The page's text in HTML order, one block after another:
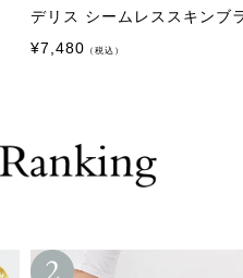
デリス シームレススキンブ
¥7,480 （税込）